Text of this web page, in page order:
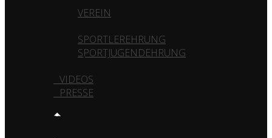
VEREIN
SPORTLEREHRUNG
SPORTJUGENDEHRUNG
VIDEOS
PRESSE
KONTAKT